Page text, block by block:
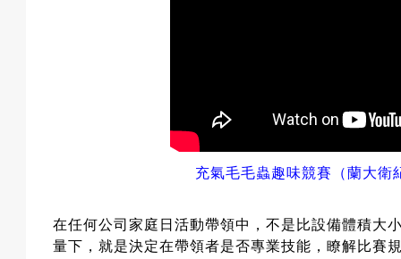
充氣毛毛蟲趣味競賽（蘭大衛
在任何公司家庭日活動帶領中，不是比設備體積大
量下，就是決定在帶領者是否專業技能，瞭解比賽